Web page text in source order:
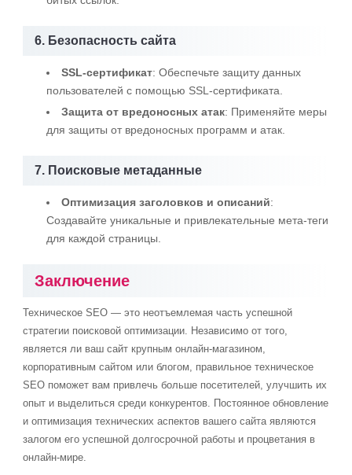
6. Безопасность сайта
SSL-сертификат: Обеспечьте защиту данных
пользователей с помощью SSL-сертификата.
Защита от вредоносных атак: Применяйте меры
для защиты от вредоносных программ и атак.
7. Поисковые метаданные
Оптимизация заголовков и описаний:
Создавайте уникальные и привлекательные мета-теги
для каждой страницы.
Заключение
Техническое SEO — это неотъемлемая часть успешной
стратегии поисковой оптимизации. Независимо от того,
является ли ваш сайт крупным онлайн-магазином,
корпоративным сайтом или блогом, правильное техническое
SEO поможет вам привлечь больше посетителей, улучшить их
опыт и выделиться среди конкурентов. Постоянное обновление
и оптимизация технических аспектов вашего сайта являются
залогом его успешной долгосрочной работы и процветания в
онлайн-мире.